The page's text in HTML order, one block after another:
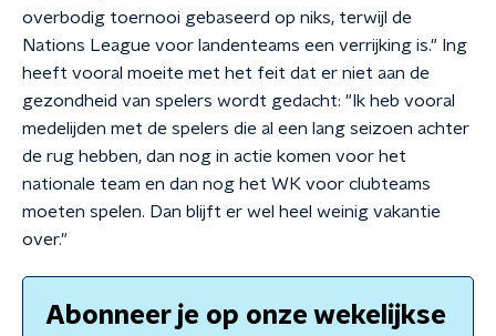
overbodig toernooi gebaseerd op niks, terwijl de
Nations League voor landenteams een verrijking is." Ing
heeft vooral moeite met het feit dat er niet aan de
gezondheid van spelers wordt gedacht: "Ik heb vooral
medelijden met de spelers die al een lang seizoen achter
de rug hebben, dan nog in actie komen voor het
nationale team en dan nog het WK voor clubteams
moeten spelen. Dan blijft er wel heel weinig vakantie
over."
Abonneer je op onze wekelijkse